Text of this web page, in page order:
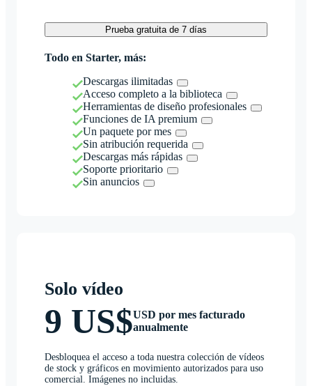
Prueba gratuita de 7 días
Todo en Starter, más:
Descargas ilimitadas
Acceso completo a la biblioteca
Herramientas de diseño profesionales
Funciones de IA premium
Un paquete por mes
Sin atribución requerida
Descargas más rápidas
Soporte prioritario
Sin anuncios
Solo vídeo
9 US$USD por mes facturado
anualmente
Desbloquea el acceso a toda nuestra colección de vídeos
de stock y gráficos en movimiento autorizados para uso
comercial. Imágenes no incluidas.